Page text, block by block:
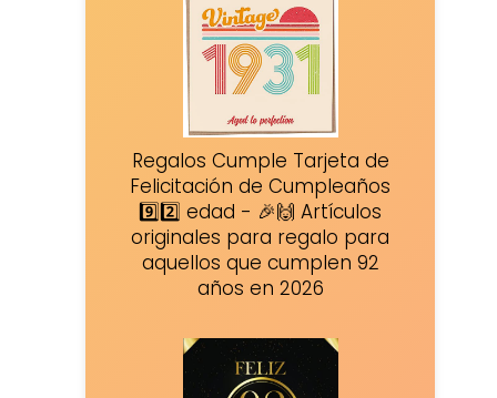
Regalos Cumple Tarjeta de
Felicitación de Cumpleaños
9️⃣2️⃣ edad - 🎉🙌 Artículos
originales para regalo para
aquellos que cumplen 92
años en 2026